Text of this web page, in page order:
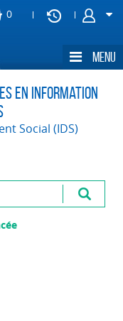
en Information
Social (IDS)